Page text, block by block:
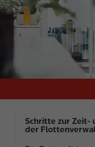
e
Schritte zur Zeit-
der